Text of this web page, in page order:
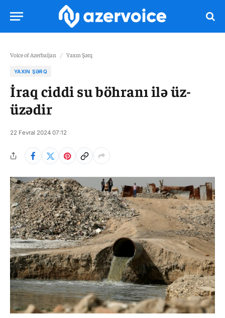
Voice of Azerbaijan / Yaxın Şərq
YAXIN ŞƏRQ
İraq ciddi su böhranı ilə üz-
üzədir
22 Fevral 2024 07:12